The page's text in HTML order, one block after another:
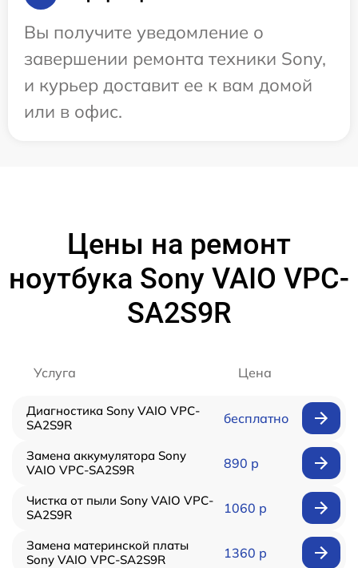
Вы получите уведомление о
завершении ремонта техники Sony,
и курьер доставит ее к вам домой
или в офис.
Цены на ремонт
ноутбука Sony VAIO VPC-
SA2S9R
Услуга Цена
Диагностика Sony VAIO VPC-
SA2S9R
бесплатно
Замена аккумулятора Sony
VAIO VPC-SA2S9R
890 р
Чистка от пыли Sony VAIO VPC-
SA2S9R
1060 р
Замена материнской платы
Sony VAIO VPC-SA2S9R
1360 р